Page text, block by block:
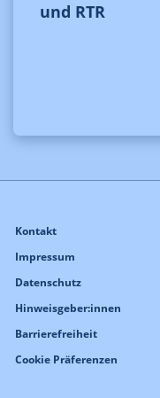
und RTR
Kontakt
Impressum
Datenschutz
Hinweisgeber:innen
Barrierefreiheit
Cookie Präferenzen